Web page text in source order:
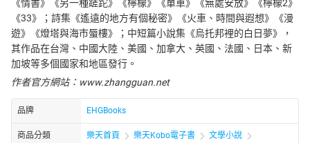
《情書》《另一種蹉跎》《檸檬》《單車》《無處安放》《檸檬2》
《33》；詩集《遙遠的地方有個秘密》《火車、時間與遐想》《漫
遊》《燈塔與海市蜃樓》；中短篇小說集《烏托邦裡的白日夢》，
其作品在台灣、中國大陸、美國、加拿大、英國、法國、日本、新
加坡等多個國家和地區發行。
作者官方網站：www.zhangguan.net
品牌 EHGBooks
商品分類 樂天首頁 樂天Kobo電子書
文學小說